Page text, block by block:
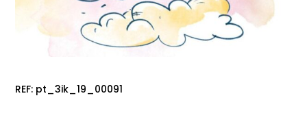
REF: pt_3ik_19_00091